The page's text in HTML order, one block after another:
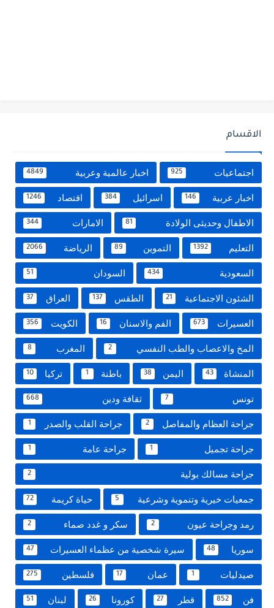
الاقسام
اجتماعيات 925 اخبار عالمية وعربية 4849
اخبار عربية 146 اسرائيل 384 اقتصاد 1246
الاطفال وحديثى الولادة 81 الامارات 344
التعليم 1392 التموين 89 الرياضة 2066
السعودية 434 السودان 51
الشئون الاجتماعية 21 الطقس 137 العراق 37
العسيرات 673 الفم والاسنان 16 الكويت 356
المخ والاعصاب والطب النفسي 2 المغرب 8
المنشاة 43 اليمن 38 باطنة 1 تركيا 10
تونس 7 ثقافة ودين 668
جراحة العظام والمفاصل 2 جراحة القلب والصدر 1
جراحة تجميل 1 جراحة عامة 1
جراحة مسالك بولية 2
جمعيات خيرية وتنموية وشرعية 5 حياة كريمة 72
رمد وجراحة عيون 2 سكر و غدد صماء 2
سوريا 48 سيرة شخصية من عظماء العسيرات 47
صيدليات 1 عمان 17 فلسطين 275
فن 852 قطر 27 كورونا 26 لبنان 51